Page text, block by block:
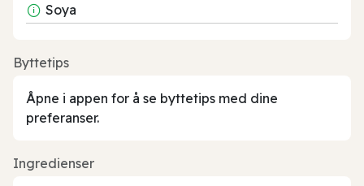
Soya
Byttetips
Åpne i appen for å se byttetips med dine
preferanser.
Ingredienser